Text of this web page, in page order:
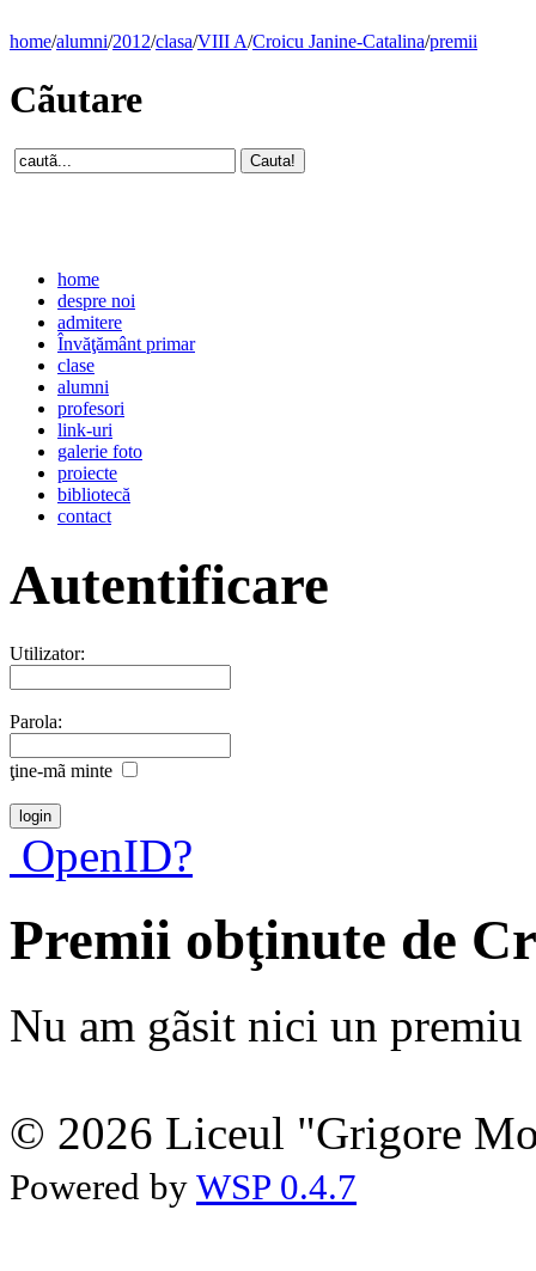
home/alumni/2012/clasa/VIII A/Croicu Janine-Catalina/premii
Cãutare
home
despre noi
admitere
Învăţământ primar
clase
alumni
profesori
link-uri
galerie foto
proiecte
bibliotecă
contact
Autentificare
Utilizator:
Parola:
ţine-mã minte
OpenID?
Premii obţinute de
Nu am gãsit nici un premiu
© 2026 Liceul "Grigore
Powered by WSP 0.4.7